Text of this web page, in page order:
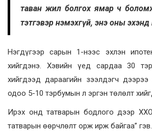
таван жил болгох ямар ч
тэтгэвэр нэмэхгүй, энэ оны
Нэгдүгээр сарын 1-нээс эхлэн
хийгдэнэ. Хэвийн үед сардаа 30
хийгдээд дараагийн зээлдэгч
одоо 5-10 тэрбумын л эргэн төлөлт
Ирэх онд татварын бодлого дээр
татварын өөрчлөлт орж ирж байгаа” гэв.